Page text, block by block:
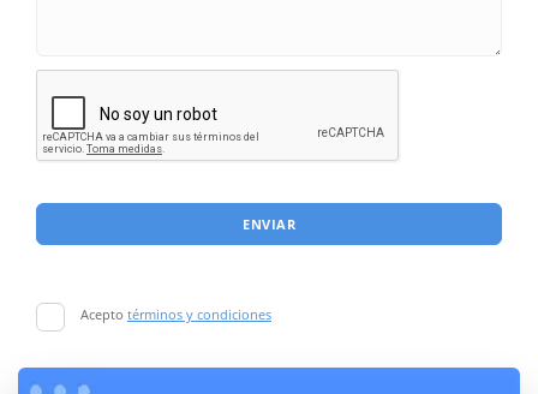
ENVIAR
Acepto términos y condiciones